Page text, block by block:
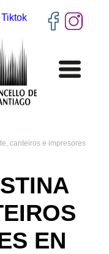
Tiktok
AQUÍ
canteiros e impresores
EN